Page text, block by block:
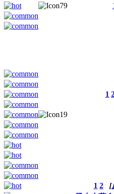
1
1 2 [